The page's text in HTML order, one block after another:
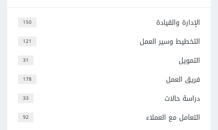
150 الإدارة والقيادة
121 التخطيط وسير العمل
31 التمويل
178 فريق العمل
33 دراسة حالات
92 التعامل مع العملاء